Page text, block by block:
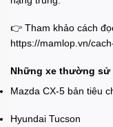
👉 Tham khảo cách
https://mamlop.vn/
Những xe thường sử
Mazda CX-5 bản tiêu
Hyundai Tucson